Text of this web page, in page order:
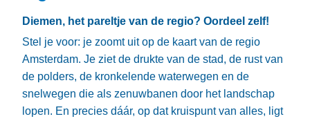
Diemen, het pareltje van de regio? Oordeel zelf!
Stel je voor: je zoomt uit op de kaart van de regio
Amsterdam. Je ziet de drukte van de stad, de rust van
de polders, de kronkelende waterwegen en de
snelwegen die als zenuwbanen door het landschap
lopen. En precies dáár, op dat kruispunt van alles, ligt